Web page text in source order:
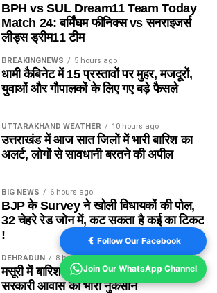
BPH vs SUL Dream11 Team Today
Match 24: बर्मिंघम फीनिक्स vs सनराइजर्स
लीड्स ड्रीम11 टीम
BREAKINGNEWS 5 hours ago
धामी कैबिनेट में 15 प्रस्तावों पर मुहर, मजदूरों,
युवाओं और गौपालकों के लिए गए बड़े फैसले
UTTARAKHAND WEATHER 10 hours ago
उत्तराखंड में आज सात जिलों में भारी बारिश का
अलर्ट, लोगों से सावधानी बरतने की अपील
BIG NEWS 6 hours ago
BJP के Survey ने खोली विधायकों की पोल,
32 चेहरे रेड जोन में, कट सकता है कई का टिकट
!
DEHRADUN 8 hours ago
मसूरी में बारिश के बीच पहाड़ी से गिरे बोल्डर,
सरकारी आवास को भारी नुकसान
Follow Our Facebook
Join Our WhatsApp Channel